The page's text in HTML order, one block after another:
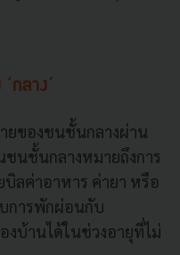
กลาง’
ยของชนชั้นกลางผ่าน
ชนชั้นกลางหมายถึงการ
บิลค่าอาหาร ค่ายา หรือ
การพักผ่อนกับ
งบ้านได้ในช่วงอายุที่ไม่